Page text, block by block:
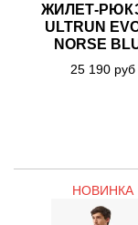
ЖИЛЕТ-
ULTRUN
NORSE
25 190 руб
НОВИНКА